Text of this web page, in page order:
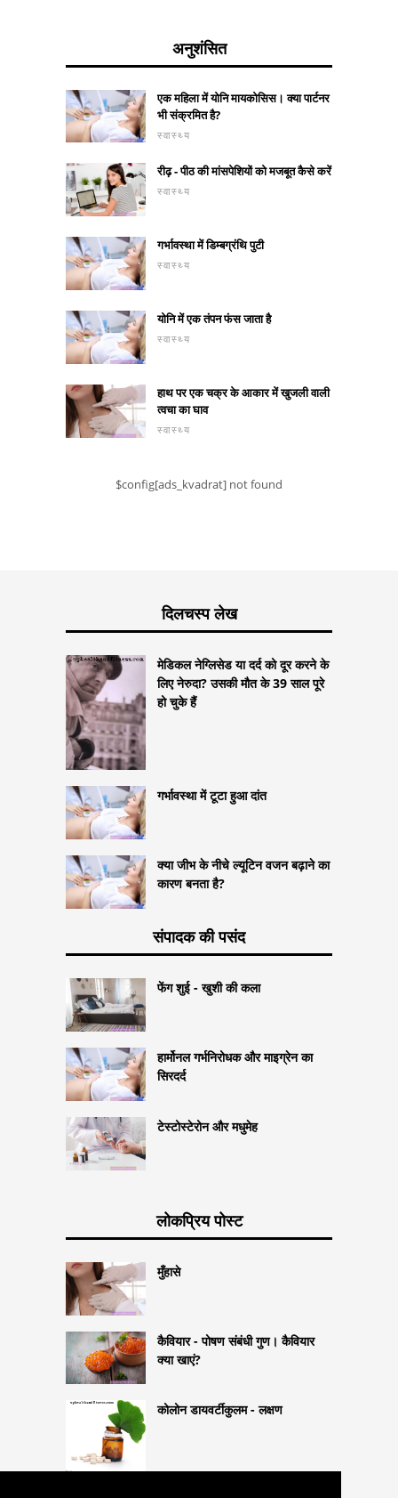
अनुशंसित
एक महिला में योनि मायकोसिस। क्या पार्टनर
भी संक्रमित है?
स्वास्थ्य
रीढ़ - पीठ की मांसपेशियों को मजबूत कैसे करें
स्वास्थ्य
गर्भावस्था में डिम्बग्रंथि पुटी
स्वास्थ्य
योनि में एक तंपन फंस जाता है
स्वास्थ्य
हाथ पर एक चक्र के आकार में खुजली वाली
त्वचा का घाव
स्वास्थ्य
$config[ads_kvadrat] not found
दिलचस्प लेख
मेडिकल नेग्लिसेड या दर्द को दूर करने के
लिए नेरुदा? उसकी मौत के 39 साल पूरे
हो चुके हैं
गर्भावस्था में टूटा हुआ दांत
क्या जीभ के नीचे ल्यूटिन वजन बढ़ाने का
कारण बनता है?
संपादक की पसंद
फेंग शुई - खुशी की कला
हार्मोनल गर्भनिरोधक और माइग्रेन का
सिरदर्द
टेस्टोस्टेरोन और मधुमेह
लोकप्रिय पोस्ट
मुँहासे
कैवियार - पोषण संबंधी गुण। कैवियार
क्या खाएं?
कोलोन डायवर्टीकुलम - लक्षण